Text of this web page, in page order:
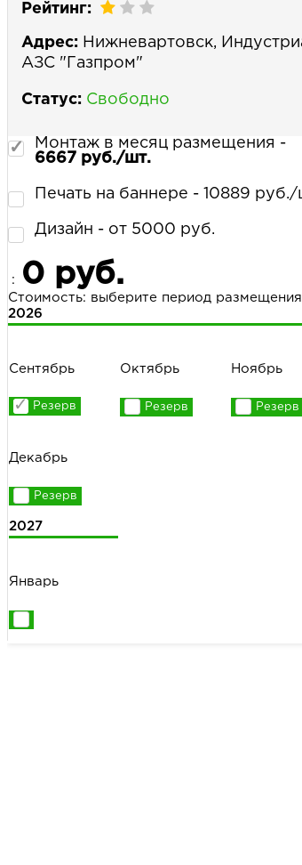
Рейтинг:
Адрес: Нижневартовск,
АЗС "Газпром"
Статус: Свободно
Монтаж в месяц размещения -
6667 руб./шт.
Печать на баннере - 10889 руб./
Дизайн - от 5000 руб.
: 0 руб.
Стоимость: выберите период
2026
Сентябрь Октябрь Ноябрь
Декабрь
2027
Январь